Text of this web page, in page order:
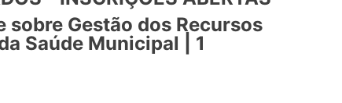
sobre Gestão dos Recursos
Saúde Municipal | 1